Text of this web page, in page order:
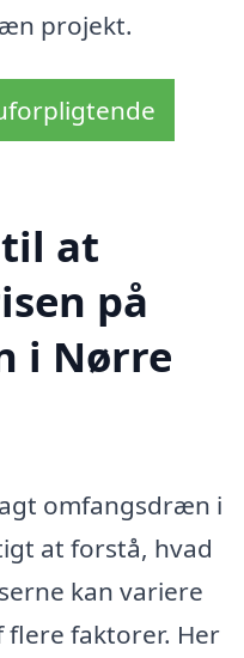
projekt.
at
på
i Nørre
omfangsdræn i
at forstå, hvad
kan variere
faktorer. Her